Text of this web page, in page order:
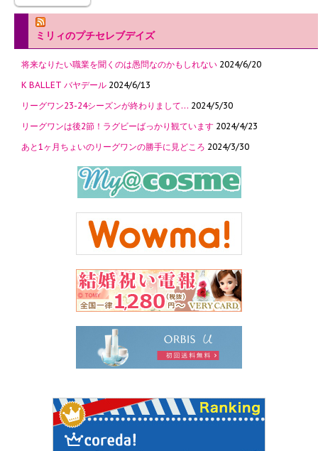
ミリィのプチセレブデイズ
将来なりたい職業を聞くのは愚問なのかもしれない 2024/6/20
K BALLET バヤデール 2024/6/13
リーグワン23-24シーズンが終わりまして… 2024/5/30
リーグワンは後2節！ラグビーばっかり観ています 2024/4/23
あと1ヶ月ちょいのリーグワンの勝手に見どころ 2024/3/30